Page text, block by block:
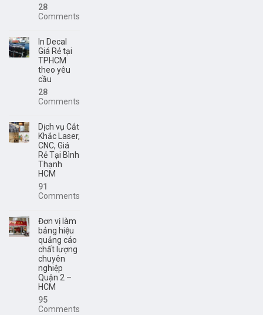
28
Comments
In Decal
Giá Rẻ tại
TPHCM
theo yêu
cầu
28
Comments
Dịch vụ Cắt
Khắc Laser,
CNC, Giá
Rẻ Tại Bình
Thạnh
HCM
91
Comments
Đơn vị làm
bảng hiệu
quảng cáo
chất lượng
chuyên
nghiệp
Quận 2 –
HCM
95
Comments